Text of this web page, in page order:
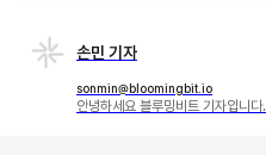
손민 기자
sonmin@bloomingbit.io
안녕하세요 블루밍비트 기자입니다.